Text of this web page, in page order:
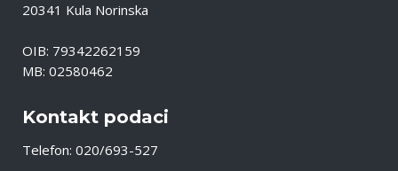
20341 Kula Norinska
OIB: 79342262159
MB: 02580462
Kontakt podaci
Telefon: 020/693-527